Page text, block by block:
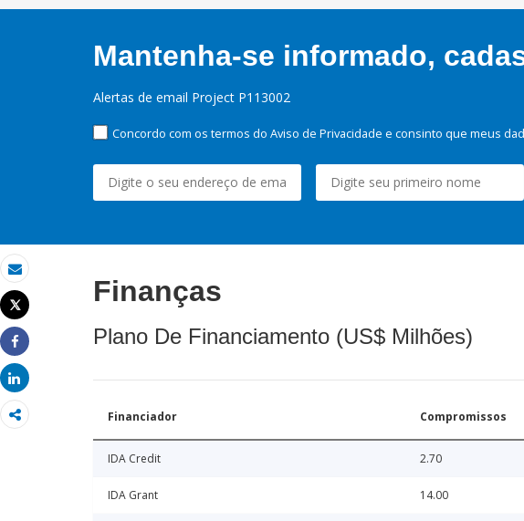
Email
Imprimir
Tweet
Share
Share
Mantenha-se informado,
Alertas de email Project P113002
Concordo com os termos do Aviso de Privacidade e consinto que meus
Finanças
Plano De Financiamento (US$ Milhões)
Financiador Compromissos
IDA Credit 2.70
IDA Grant 14.00